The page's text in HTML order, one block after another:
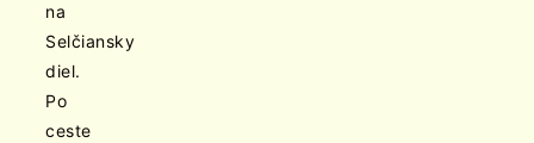
na
Selčiansky
diel.
Po
ceste